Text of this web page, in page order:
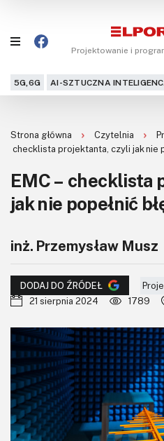
Projektowanie i
5G,6G AI-SZTUCZNA
Projekty
Kursy
DIY+
Czytelnia
Dla Ciebie
Kontakt
Newsletter
Magazyny
Strona główna Czytelnia
checklista projektanta, czyli jak nie
EMC – checklista
jak nie popełnić
inż. Przemysław Musz
DODAJ DO ŹRÓDEŁ
21 sierpnia 2024
1789